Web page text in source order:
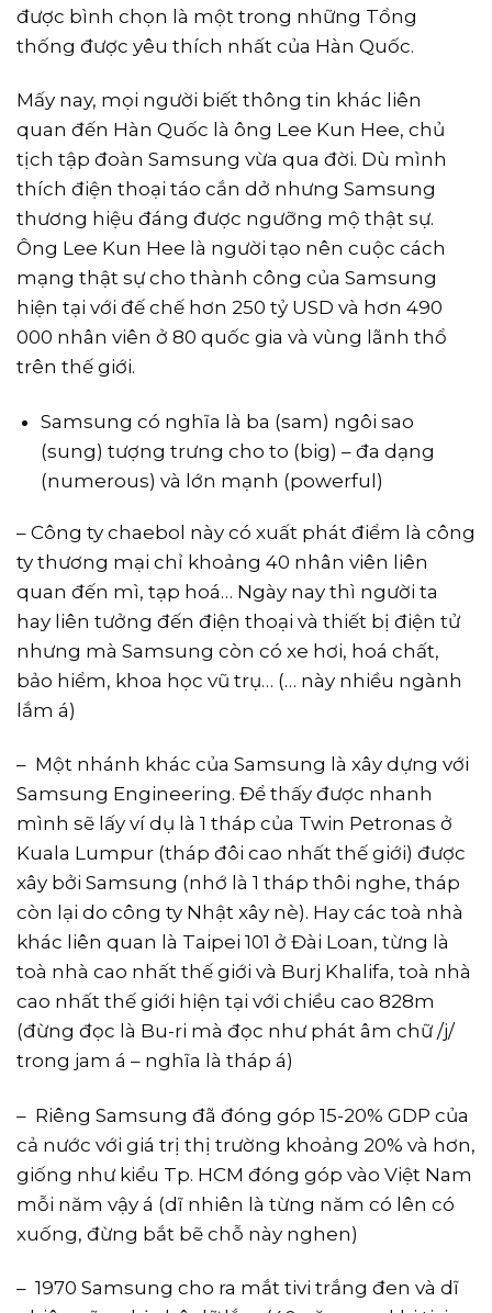
được bình chọn là một trong những Tổng
thống được yêu thích nhất của Hàn Quốc.
Mấy nay, mọi người biết thông tin khác liên
quan đến Hàn Quốc là ông Lee Kun Hee, chủ
tịch tập đoàn Samsung vừa qua đời. Dù mình
thích điện thoại táo cắn dở nhưng Samsung
thương hiệu đáng được ngưỡng mộ thật sự.
Ông Lee Kun Hee là người tạo nên cuộc cách
mạng thật sự cho thành công của Samsung
hiện tại với đế chế hơn 250 tỷ USD và hơn 490
000 nhân viên ở 80 quốc gia và vùng lãnh thổ
trên thế giới.
Samsung có nghĩa là ba (sam) ngôi sao
(sung) tượng trưng cho to (big) – đa dạng
(numerous) và lớn mạnh (powerful)
– Công ty chaebol này có xuất phát điểm là công
ty thương mại chỉ khoảng 40 nhân viên liên
quan đến mì, tạp hoá… Ngày nay thì người ta
hay liên tưởng đến điện thoại và thiết bị điện tử
nhưng mà Samsung còn có xe hơi, hoá chất,
bảo hiểm, khoa học vũ trụ… (… này nhiều ngành
lắm á)
– Một nhánh khác của Samsung là xây dựng với
Samsung Engineering. Để thấy được nhanh
mình sẽ lấy ví dụ là 1 tháp của Twin Petronas ở
Kuala Lumpur (tháp đôi cao nhất thế giới) được
xây bởi Samsung (nhớ là 1 tháp thôi nghe, tháp
còn lại do công ty Nhật xây nè). Hay các toà nhà
khác liên quan là Taipei 101 ở Đài Loan, từng là
toà nhà cao nhất thế giới và Burj Khalifa, toà nhà
cao nhất thế giới hiện tại với chiều cao 828m
(đừng đọc là Bu-ri mà đọc như phát âm chữ /j/
trong jam á – nghĩa là tháp á)
– Riêng Samsung đã đóng góp 15-20% GDP của
cả nước với giá trị thị trường khoảng 20% và hơn,
giống như kiểu Tp. HCM đóng góp vào Việt Nam
mỗi năm vậy á (dĩ nhiên là từng năm có lên có
xuống, đừng bắt bẽ chỗ này nghen)
– 1970 Samsung cho ra mắt tivi trắng đen và dĩ